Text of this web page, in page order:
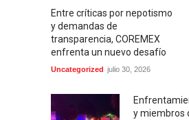
Entre críticas por nepotismo
y demandas de
transparencia, COREMEX
enfrenta un nuevo desafío
Uncategorized julio 30, 2026
y miembros